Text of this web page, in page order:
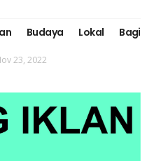
Budaya Lokal Bagi
23, 2022